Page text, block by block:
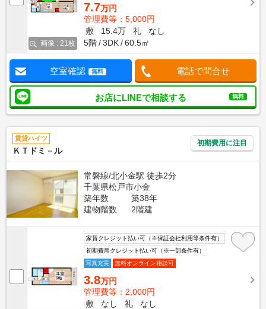
画像 : 21枚
7.7万円
管理費等：5,000円
敷
15.4万 礼
なし
5階
3DK 60.5㎡
空室確認 無料 電話で問合せ
お店にLINEで相談する 無料
賃貸ハイツ
ＫＴドミ－ル
初期費用に注目
常磐線/北小金駅 徒歩2分
千葉県松戸市小金
築年数
築38年
建物階数
2階建
家賃クレジット払い可（※保証会社利用等条件有）
初期費用クレジット払い可（※一部条件有）
写真充実
無料オンライン相談可
3.8万円
管理費等：2,000円
敷
なし 礼
なし